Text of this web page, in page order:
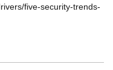
five-security-trends-